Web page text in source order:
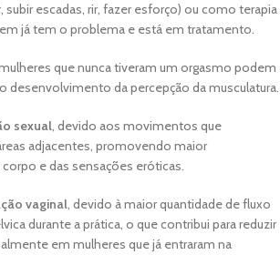
subir escadas, rir, fazer esforço) ou como terapia
já tem o problema e está em tratamento.
que nunca tiveram um orgasmo podem
desenvolvimento da percepção da musculatura.
sexual, devido aos movimentos que
adjacentes, promovendo maior
e das sensações eróticas.
vaginal, devido à maior quantidade de fluxo
durante a prática, o que contribui para reduzir
em mulheres que já entraram na